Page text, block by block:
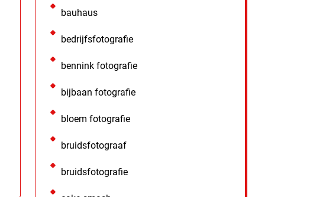
bauhaus
bedrijfsfotografie
bennink fotografie
bijbaan fotografie
bloem fotografie
bruidsfotograaf
bruidsfotografie